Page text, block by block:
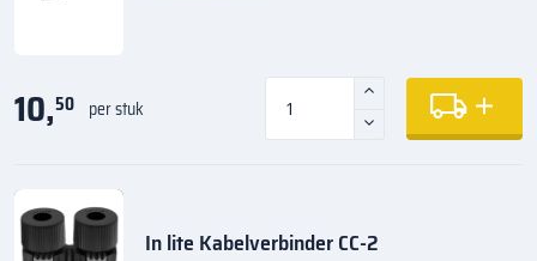
10,50 per stuk
In lite Kabelverbinder CC-2